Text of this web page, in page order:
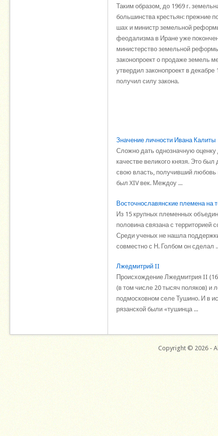
Таким образом, до 1969 г.
большинства крестьян: прежние
шах и министр земельной
феодализма в Иране уже
министерство земельной
законопроект о продаже земель
утвердил законопроект в
получил силу закона.
Значение личности Ивана Калиты
Сложно дать однозначную оценку
качестве великого князя. Это
свою власть, получивший любовь
был XIV век. Междоу ...
Восточнославянские племена на
Из 15 крупных племенных
половина связана с
Среди ученых не нашла
совместно с Н. Голбом он сделал
Лжедмитрий II
Происхождение Лжедмитрия II
(в том числе 20 тысяч поляков) и
подмосковном селе Тушино. И в
рязанской были «тушинца ...
Copyright © 2026 -